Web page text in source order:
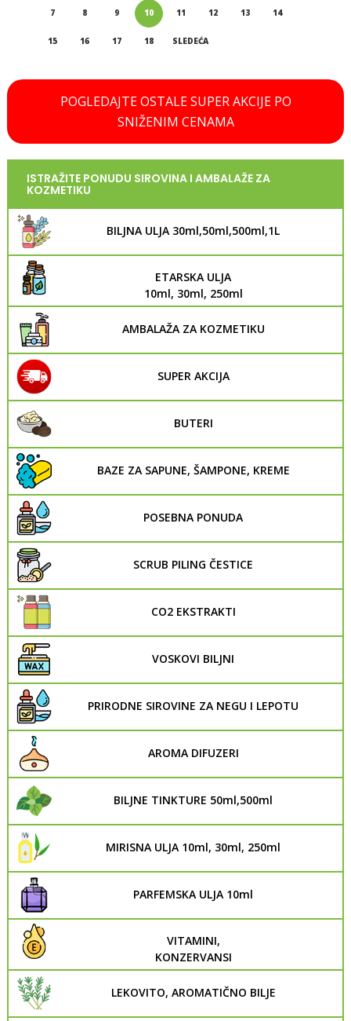
7 8 9 10 11 12 13 14
15 16 17 18 SLEDEĆA
POGLEDAJTE OSTALE SUPER AKCIJE PO
SNIŽENIM CENAMA
ISTRAŽITE PONUDU SIROVINA I AMBALAŽE ZA
KOZMETIKU
BILJNA ULJA 30ml,50ml,500ml,1L
ETARSKA ULJA
10ml, 30ml, 250ml
AMBALAŽA ZA KOZMETIKU
SUPER AKCIJA
BUTERI
BAZE ZA SAPUNE, ŠAMPONE, KREME
POSEBNA PONUDA
SCRUB PILING ČESTICE
CO2 EKSTRAKTI
VOSKOVI BILJNI
PRIRODNE SIROVINE ZA NEGU I LEPOTU
AROMA DIFUZERI
BILJNE TINKTURE 50ml,500ml
MIRISNA ULJA 10ml, 30ml, 250ml
PARFEMSKA ULJA 10ml
VITAMINI,
KONZERVANSI
LEKOVITO, AROMATIČNO BILJE